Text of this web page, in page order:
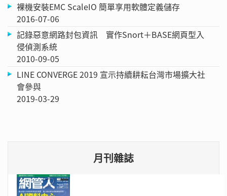
裸機安裝EMC ScaleIO 簡單享用軟體定義儲存
2016-07-06
記錄惡意網路封包資訊 實作Snort＋BASE網頁型入
侵偵測系統
2010-09-05
LINE CONVERGE 2019 宣示持續耕耘台灣市場擴大社
會參與
2019-03-29
月刊雜誌